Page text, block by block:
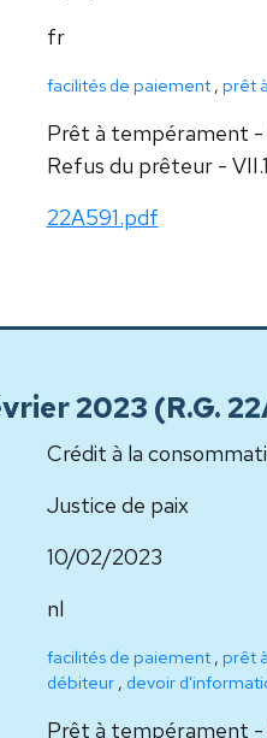
fr
facilités de paiement, prêt
Prêt à tempérament -
Refus du prêteur -
22A591.pdf
2023 (R.G.
Crédit à la
Justice de paix
10/02/2023
nl
facilités de paiement, prêt
débiteur, devoir
Prêt à tempérament -